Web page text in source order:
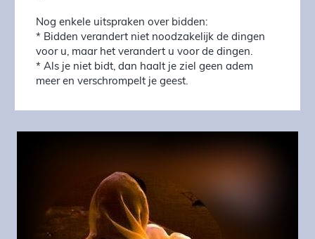
Nog enkele uitspraken over bidden:
* Bidden verandert niet noodzakelijk de dingen
voor u, maar het verandert u voor de dingen.
* Als je niet bidt, dan haalt je ziel geen adem
meer en verschrompelt je geest.